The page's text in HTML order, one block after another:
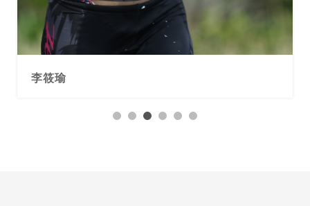
李筱瑜